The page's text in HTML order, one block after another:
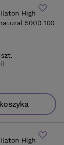
High
5000 100
szt.
)
High